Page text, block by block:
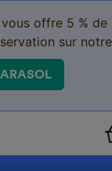
offre 5 %
sur